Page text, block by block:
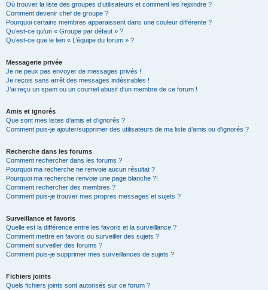
Où trouver la liste des groupes d’utilisateurs et comment les rejoindre ?
Comment devenir chef de groupe ?
Pourquoi certains membres apparaissent dans une couleur différente ?
Qu’est-ce qu’un « Groupe par défaut » ?
Qu’est-ce que le lien « L’équipe du forum » ?
Messagerie privée
Je ne peux pas envoyer de messages privés !
Je reçois sans arrêt des messages indésirables !
J’ai reçu un spam ou un courriel abusif d’un membre de ce forum !
Amis et ignorés
Que sont mes listes d’amis et d’ignorés ?
Comment puis-je ajouter/supprimer des utilisateurs de ma liste d’amis ou d’ignorés ?
Recherche dans les forums
Comment rechercher dans les forums ?
Pourquoi ma recherche ne renvoie aucun résultat ?
Pourquoi ma recherche renvoie une page blanche ?!
Comment rechercher des membres ?
Comment puis-je trouver mes propres messages et sujets ?
Surveillance et favoris
Quelle est la différence entre les favoris et la surveillance ?
Comment mettre en favoris ou surveiller des sujets ?
Comment surveiller des forums ?
Comment puis-je supprimer mes surveillances de sujets ?
Fichiers joints
Quels fichiers joints sont autorisés sur ce forum ?